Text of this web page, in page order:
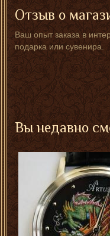
Отзыв о
Ваш опыт заказа в
подарка или сувенира.
Вы недавно